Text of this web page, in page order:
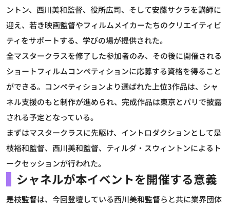
ントン、西川美和監督、役所広司、そして安藤サクラを講師に
迎え、若き映画監督やフィルムメイカーたちのクリエイティビ
ティをサポートする、学びの場が提供された。
全マスタークラスを修了した参加者のみ、その後に開催される
ショートフィルムコンペティションに応募する資格を得ること
ができる。コンペティションより選ばれた上位3作品は、シャ
ネル支援のもと制作が進められ、完成作品は東京とパリで披露
される予定となっている。
まずはマスタークラスに先駆け、イントロダクションとして是
枝裕和監督、西川美和監督、ティルダ・スウィントンによるト
ークセッションが行われた。
シャネルが本イベントを開催する意義
是枝監督は、今回登壇している西川美和監督らと共に業界団体